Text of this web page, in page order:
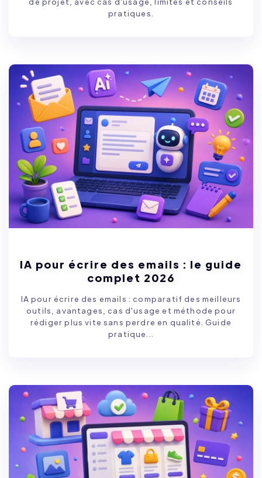
pratiques.
IA pour écrire des emails : le guide
complet 2026
IA pour écrire des emails : comparatif des meilleurs
outils, avantages, cas d'usage et méthode pour
rédiger plus vite sans perdre en qualité. Guide
pratique...